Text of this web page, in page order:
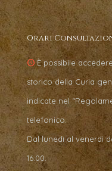
Orari
È possibile
storico della Curia
indicate nel
telefonico.
Dal lunedì al venerdì
16:00.